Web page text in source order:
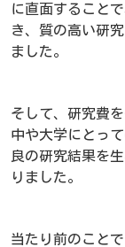
に直面すること
き、質の高い研
ました。
そして、研究費
中や大学にとっ
良の研究結果を
りました。
当たり前のこと